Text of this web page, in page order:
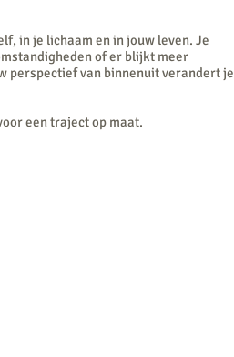
in je lichaam en in jouw leven. Je
of er blijkt meer
perspectief van binnenuit verandert je
een traject op maat.